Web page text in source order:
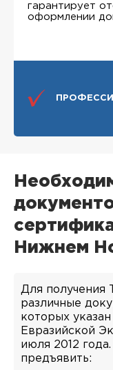
гарантирует
оформлении
Нижнем
Для получения
различные
которых
Евразийской
июля 2012
предъявить: